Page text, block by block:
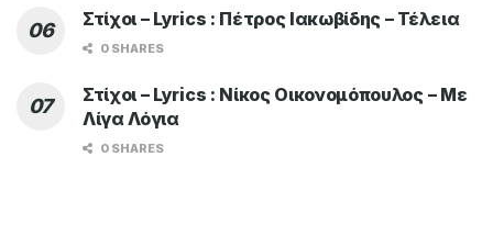
Στίχοι – Lyrics : Πέτρος Ιακωβίδης – Τέλεια
0 SHARES
Στίχοι – Lyrics : Νίκος Οικονομόπουλος – Με
Λίγα Λόγια
0 SHARES